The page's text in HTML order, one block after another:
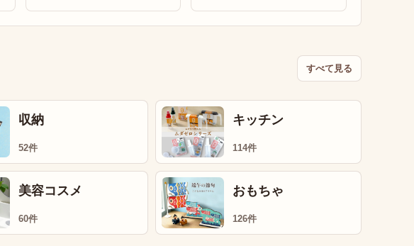
すべて見る
収納
52件
キッチン
114件
美容コスメ
60件
おもちゃ
126件